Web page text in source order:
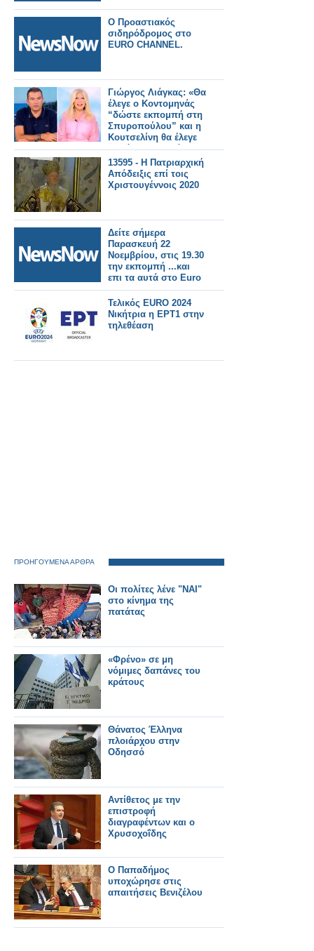
Ο Προαστιακός
σιδηρόδρομος στο
EURO CHANNEL.
Γιώργος Λιάγκας: «Θα
έλεγε ο Κοντομηνάς
“δώστε εκπομπή στη
Σπυροπούλου” και η
Κουτσελίνη θα έλεγε
“πρόεδρε δεν κάνει”;»
13595 - Η Πατριαρχική
Απόδειξις επί τοις
Χριστουγέννοις 2020
Δείτε σήμερα
Παρασκευή 22
Νοεμβρίου, στις 19.30
την εκπομπή ...και
επι τα αυτά στο Euro
Channel
Τελικός EURO 2024
Νικήτρια η ΕΡΤ1 στην
τηλεθέαση
ΠΡΟΗΓΟΥΜΕΝΑ ΑΡΘΡΑ
Οι πολίτες λένε "ΝΑΙ"
στο κίνημα της
πατάτας
«Φρένο» σε μη
νόμιμες δαπάνες του
κράτους
Θάνατος Έλληνα
πλοιάρχου στην
Οδησσό
Αντίθετος με την
επιστροφή
διαγραφέντων και ο
Χρυσοχοΐδης
Ο Παπαδήμος
υποχώρησε στις
απαιτήσεις Βενιζέλου